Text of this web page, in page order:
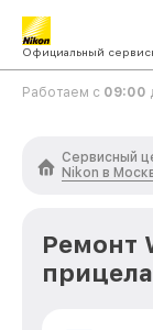
Официальный
Работаем с 09:00
Сервисный
Nikon в
Ремонт